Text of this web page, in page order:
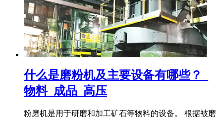
什么是磨粉机及主要设备有哪些？_
物料_成品_高压
粉磨机是用于研磨和加工矿石等物料的设备。 根据被磨